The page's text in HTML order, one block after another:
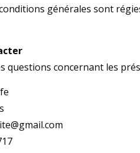
générales sont
questions concernant les